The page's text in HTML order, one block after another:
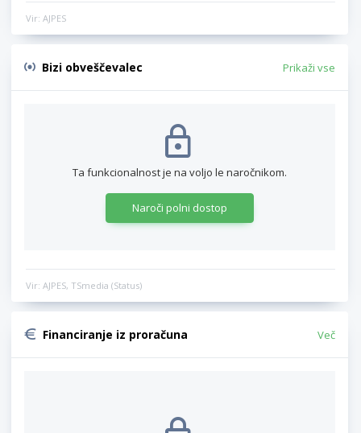
Vir: AJPES
Bizi obveščevalec Prikaži vse
Ta funkcionalnost je na voljo le naročnikom.
Naroči polni dostop
Vir: AJPES, TSmedia (Status)
Financiranje iz proračuna Več